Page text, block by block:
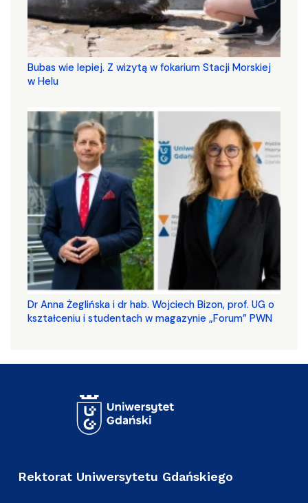
Bubas wie lepiej. Z wizytą w fokarium Stacji Morskiej
w Helu
​​​​​​​Dr Anna Żeglińska i dr hab. Wojciech Bizon, prof. UG o
kształceniu i studentach w magazynie „Forum” PWN
Rektorat Uniwersytetu Gdańskiego